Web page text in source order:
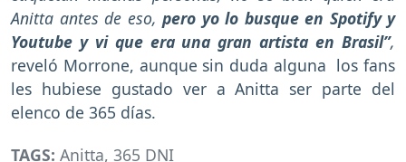
Anitta antes de eso, pero yo lo busque en Spotify y
Youtube y vi que era una gran artista en Brasil”,
reveló Morrone, aunque sin duda alguna los fans
les hubiese gustado ver a Anitta ser parte del
elenco de 365 días.
TAGS: Anitta, 365 DNI